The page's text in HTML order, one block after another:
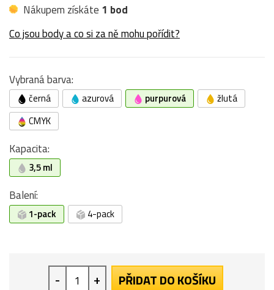
Nákupem získáte 1 bod
Co jsou body a co si za ně mohu pořídit?
Vybraná barva:
černá azurová purpurová
žlutá
CMYK
Kapacita:
3,5 ml
Balení:
1-pack 4-pack
- + PŘIDAT DO KOŠÍKU